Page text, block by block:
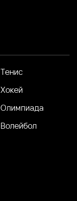
Тенис
Хокей
Олимпиада
Волейбол